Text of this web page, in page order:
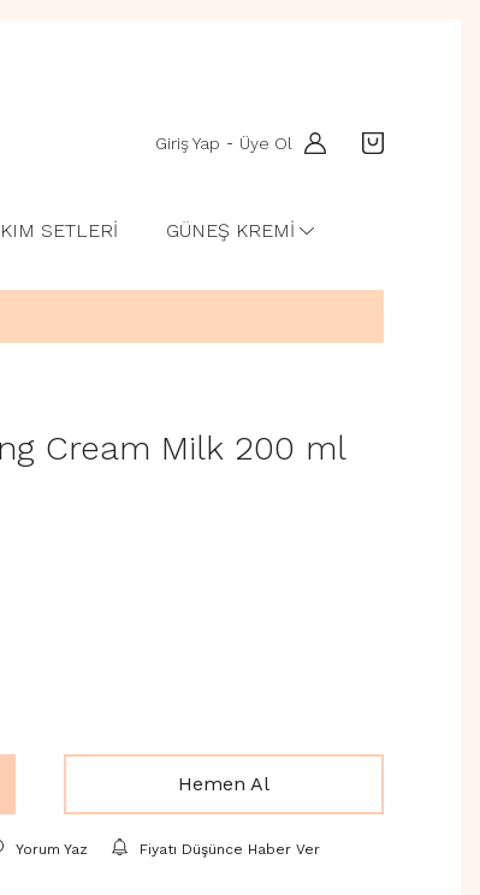
Giriş Yap - Üye Ol
SETLERİ GÜNEŞ KREMİ
Cream Milk 200 ml
Hemen Al
Yorum Yaz Fiyatı Düşünce Haber Ver